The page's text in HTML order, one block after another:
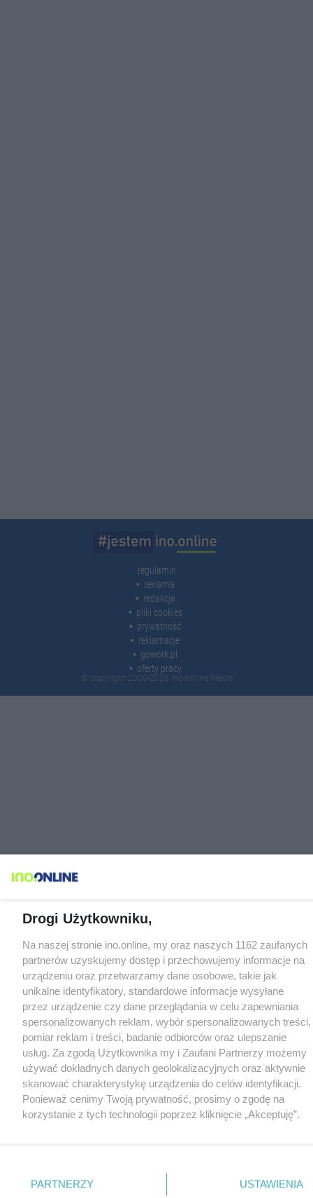
regulamin
reklama
redakcja
pliki cookies
prywatność
reklamacje
gowork.pl
oferty pracy
© copyright 2000-2026 Ino-online Media
Drogi Użytkowniku,
Na naszej stronie ino.online, my oraz naszych 1162 zaufanych
partnerów uzyskujemy dostęp i przechowujemy informacje na
urządzeniu oraz przetwarzamy dane osobowe, takie jak
unikalne identyfikatory, standardowe informacje wysyłane
przez urządzenie czy dane przeglądania w celu zapewniania
spersonalizowanych reklam, wybór spersonalizowanych treści,
pomiar reklam i treści, badanie odbiorców oraz ulepszanie
usług. Za zgodą Użytkownika my i Zaufani Partnerzy możemy
używać dokładnych danych geolokalizacyjnych oraz aktywnie
skanować charakterystykę urządzenia do celów identyfikacji.
Ponieważ cenimy Twoją prywatność, prosimy o zgodę na
korzystanie z tych technologii poprzez kliknięcie „Akceptuję”.
nie wymagają zgody użytkownika, ale masz prawo sprzeciwić
się takiemu przetwarzaniu. Preferencje będą miały
PARTNERZY USTAWIENIA